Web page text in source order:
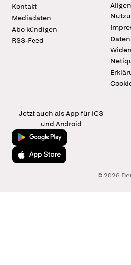
Kontakt
Mediadaten
Abo kündigen
RSS-Feed
Jetzt auch als App für iOS
und Android
Jetzt bei Google Play
Laden im App Store
© 2026